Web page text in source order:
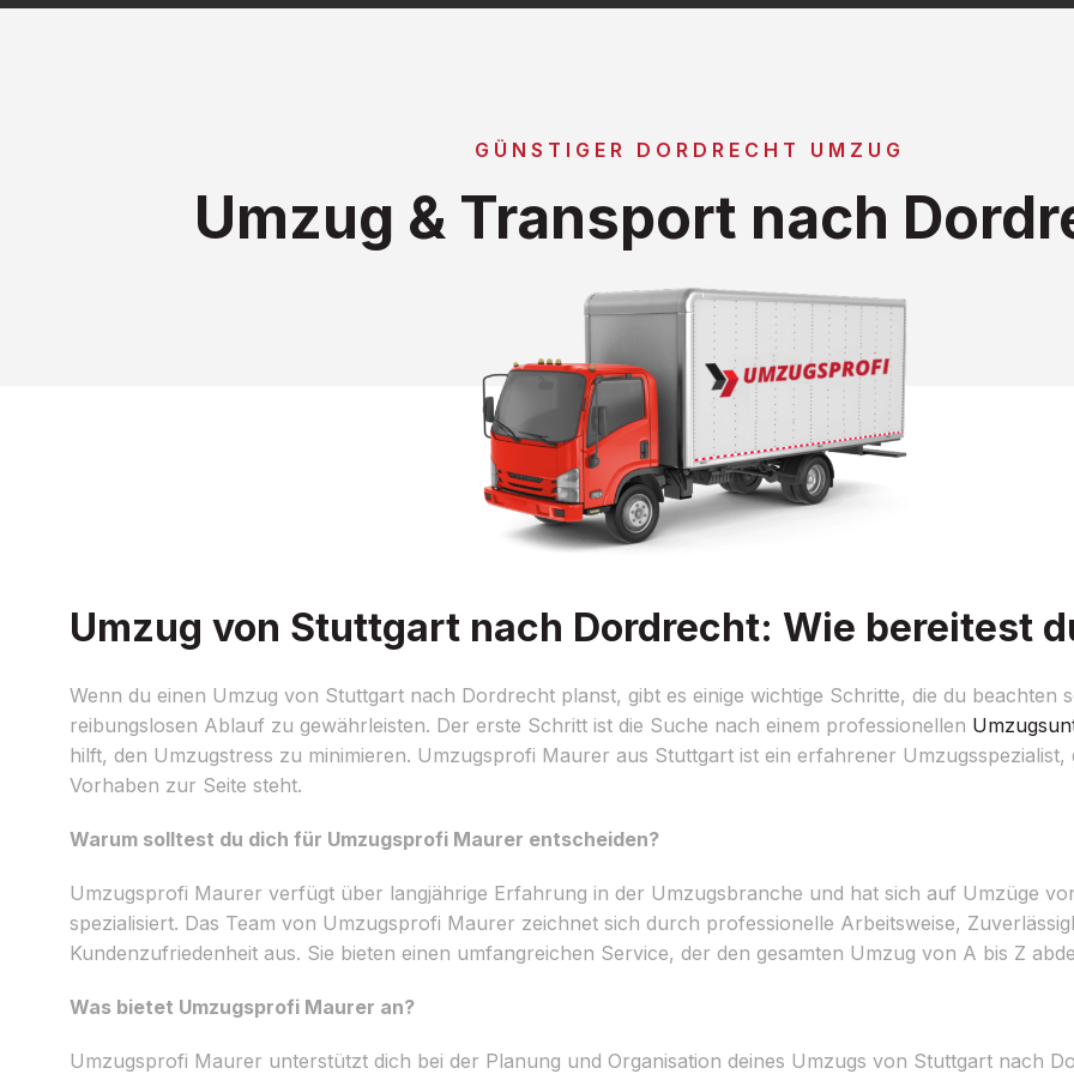
GÜNSTIGER DORDRECHT UMZUG
Umzug & Transport nach
Umzug von Stuttgart nach Dordrecht: Wie bereitest
Wenn du einen Umzug von Stuttgart nach Dordrecht planst, gibt es einige wichtige Schritte, die du beachten
reibungslosen Ablauf zu gewährleisten. Der erste Schritt ist die Suche nach einem professionellen
hilft, den Umzugstress zu minimieren. Umzugsprofi Maurer aus Stuttgart ist ein erfahrener Umzugsspezialist,
Vorhaben zur Seite steht.
Warum solltest du dich für Umzugsprofi Maurer entscheiden?
Umzugsprofi Maurer verfügt über langjährige Erfahrung in der Umzugsbranche und hat sich auf Umzüge
spezialisiert. Das Team von Umzugsprofi Maurer zeichnet sich durch professionelle Arbeitsweise,
Kundenzufriedenheit aus. Sie bieten einen umfangreichen Service, der den gesamten Umzug von A bis Z
Was bietet Umzugsprofi Maurer an?
Umzugsprofi Maurer unterstützt dich bei der Planung und Organisation deines Umzugs von Stuttgart nach